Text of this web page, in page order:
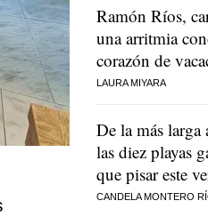
Ramón Ríos,
una arritmia
corazón de
LAURA MIYARA
De la más larga
las diez playas
que pisar este
CANDELA MONTERO